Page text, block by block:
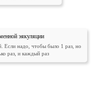
эякуляции
Если надо, чтобы было 1 раз, но
раз, и каждый раз